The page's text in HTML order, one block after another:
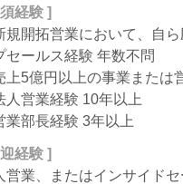
経験 ]
規開拓営業において、自
セールス経験 年数不問
上5億円以上の事業または
人営業経験 10年以上
業部長経験 3年以上
経験 ]
営業、またはインサイド